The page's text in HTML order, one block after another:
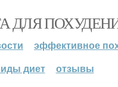
ДЛЯ
эффективное
диет
отзывы